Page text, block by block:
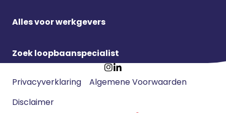
Alles voor werkgevers
Zoek loopbaanspecialist
GaGa
Footer
navigatie
Privacyverklaring
Algemene Voorwaarden
Disclaimer